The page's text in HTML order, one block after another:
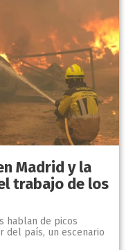
Madrid y la
trabajo de los
hablan de picos
del país, un escenario